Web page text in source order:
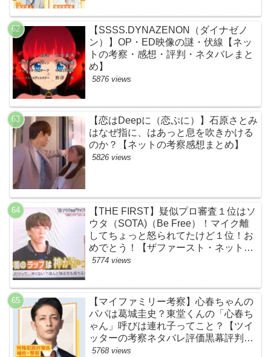
【SSSS.DYNAZENON（ダイナゼノ
ン）】OP・ED映像の謎・伏線【ネッ
トの考察・感想・評判・ネタバレまと
め】
5876 views
【恋はDeepに（恋ぷに）】石原さとみ
はなぜ指に、はあっと息を吹きかける
のか？【ネットの考察感想まとめ】
5826 views
【THE FIRST】疑似プロ審査１位はソ
ウタ（SOTA)（Be Free）！マイク離
してちょっと怒られてたけど１位！お
めでとう！【ザファースト・ネットの
ネタバレ感想考察まとめ・スッキリ・
5774 views
【マイファミリー考察】心春ちゃんの
パパは葛城圭史？東堂くんの「心春ち
ゃん」呼びは連れ子ってこと？【ツイ
ッターの考察ネタバレ評価黒幕評判感
想批判原作犯人キャスト脚本あらすじ
5768 views